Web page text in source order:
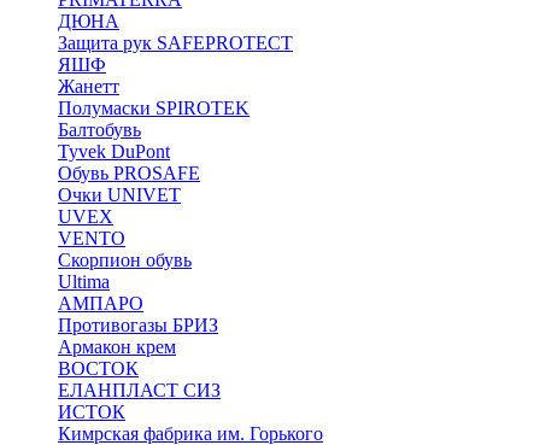
ДЮНА
Защита рук SAFEPROTECT
ЯШФ
Жанетт
Полумаски SPIROTEK
Балтобувь
Tyvek DuPont
Обувь PROSAFE
Очки UNIVET
UVEX
VENTO
Скорпион обувь
Ultima
АМПАРО
Противогазы БРИЗ
Армакон крем
ВОСТОК
ЕЛАНПЛАСТ СИЗ
ИСТОК
Кимрская фабрика им. Горького